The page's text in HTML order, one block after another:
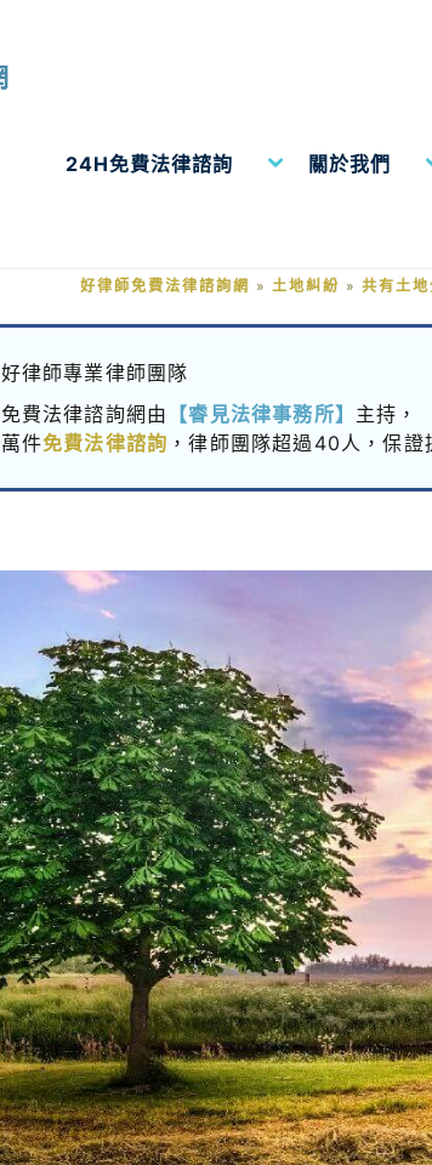
24H免費法律諮詢 關於我們
好律師免費法律諮詢網 » 土地糾紛 » 共有土
律師專業律師團隊
費法律諮詢網由
【睿見法律事務所】 主持，
件免費法律諮詢 ，律師團隊超過40人，保證